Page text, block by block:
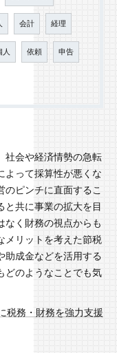
会計 経理
人 依頼 申告
社会や経済情勢の急転
よって採算性が悪くな
のピンチに直面するこ
と共に事業の拡大を目
なく財務の視点からも
メリットを考えた節税
助成金などを活用する
どのようなことでも気
税務・財務を強力支援